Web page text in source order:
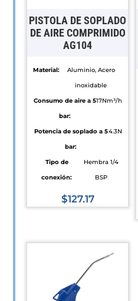
PISTOLA DE SOPLADO
DE AIRE COMPRIMIDO
AG104
Material:
Aluminio, Acero
inoxidable
Consumo de aire a 5
bar:
17Nm³/h
Potencia de soplado a 5
bar:
4.3N
Tipo de
conexión:
Hembra 1/4
BSP
$127.17
tiene
múltiples
variantes.
Las